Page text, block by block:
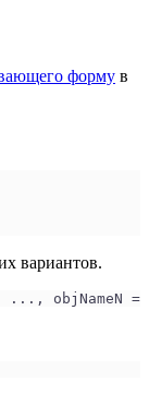
форму в
вариантов.
..., objNameN